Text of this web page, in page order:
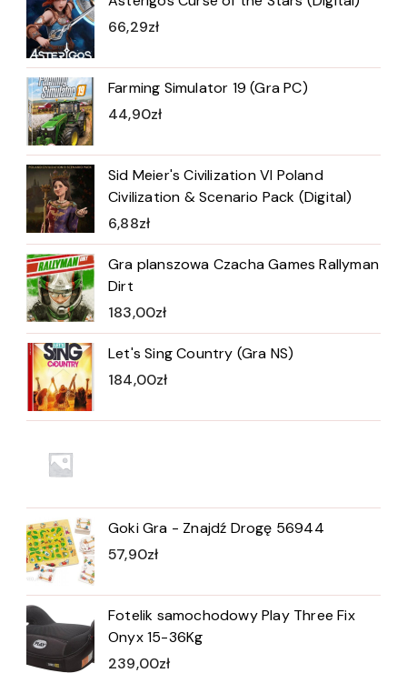
66,29zł
Farming Simulator 19 (Gra PC)
44,90zł
Sid Meier's Civilization VI Poland
Civilization & Scenario Pack (Digital)
6,88zł
Gra planszowa Czacha Games Rallyman
Dirt
183,00zł
Let's Sing Country (Gra NS)
184,00zł
Goki Gra - Znajdź Drogę 56944
57,90zł
Fotelik samochodowy Play Three Fix
Onyx 15-36Kg
239,00zł